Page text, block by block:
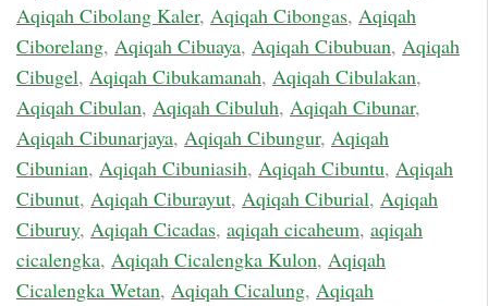
Aqiqah Cibolang Kaler, Aqiqah Cibongas, Aqiqah
Ciborelang, Aqiqah Cibuaya, Aqiqah Cibubuan, Aqiqah
Cibugel, Aqiqah Cibukamanah, Aqiqah Cibulakan,
Aqiqah Cibulan, Aqiqah Cibuluh, Aqiqah Cibunar,
Aqiqah Cibunarjaya, Aqiqah Cibungur, Aqiqah
Cibunian, Aqiqah Cibuniasih, Aqiqah Cibuntu, Aqiqah
Cibunut, Aqiqah Ciburayut, Aqiqah Ciburial, Aqiqah
Ciburuy, Aqiqah Cicadas, aqiqah cicaheum, aqiqah
cicalengka, Aqiqah Cicalengka Kulon, Aqiqah
Cicalengka Wetan, Aqiqah Cicalung, Aqiqah